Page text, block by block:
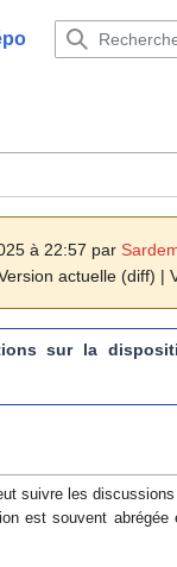
à 22:57 par
actuelle (diff) |
sur la
suivre les
est souvent abrégée